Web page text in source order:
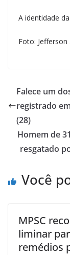
A identidade
Foto:
Falece um
registrado
(28)
Homem de
resgatado
Você
MPSC
liminar
remédios